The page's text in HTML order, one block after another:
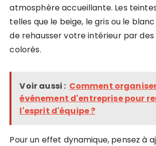
atmosphère accueillante. Les
telles que le beige, le gris ou le
de rehausser votre intérieur par
colorés.
Voir aussi : Comment
événement d'entreprise pour
l'esprit d'équipe ?
Pour un effet dynamique, pensez à